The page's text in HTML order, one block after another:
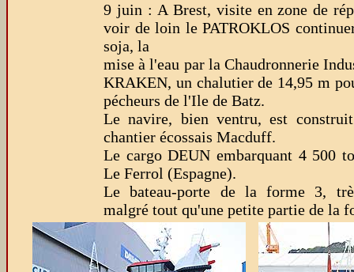
9 juin : A Brest, visite en zone de
voir de loin le PATROKLOS
soja, la
mise à l'eau par la Chaudronnerie
KRAKEN, un chalutier de 14,95 m
pécheurs de l'Ile de Batz.
Le navire, bien ventru, est
chantier écossais Macduff.
Le cargo DEUN embarquant 4 500
Le Ferrol (Espagne).
Le bateau-porte de la forme 3,
malgré tout qu'une petite partie de la